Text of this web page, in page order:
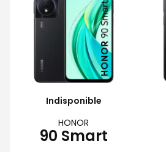
Indisponible
HONOR
90 Smart